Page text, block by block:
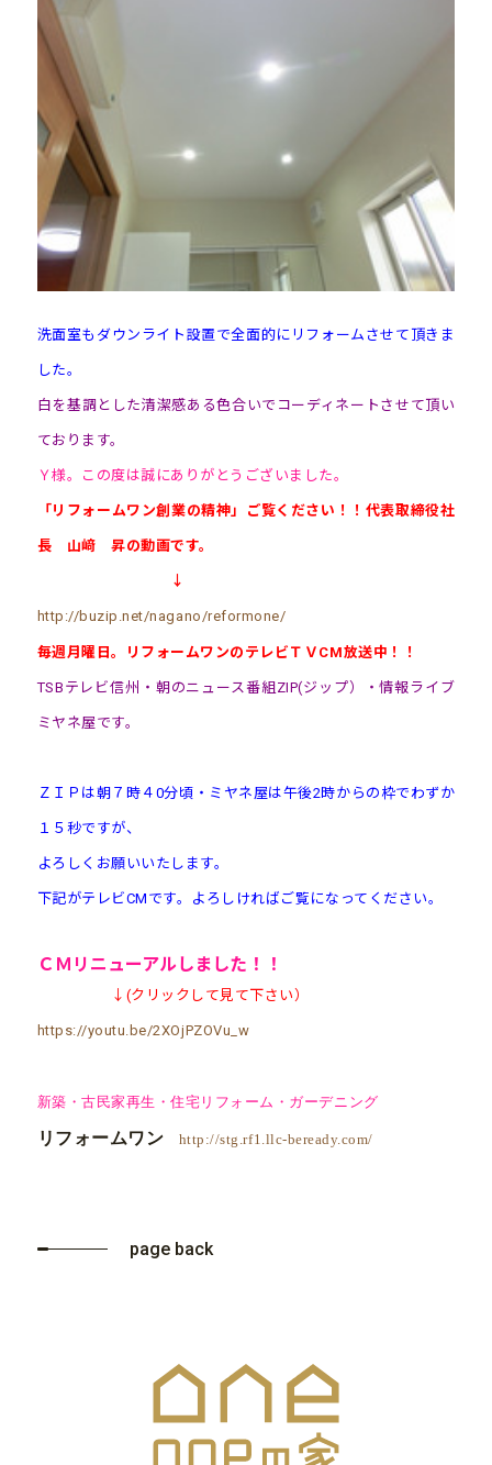
洗面室もダウンライト設置で全面的にリフォームさせて頂きま
した。
白を基調とした清潔感ある色合いでコーディネートさせて頂い
ております。
Ｙ様。この度は誠にありがとうございました。
「リフォームワン創業の精神」ご覧ください！！代表取締役社
長 山﨑 昇の動画です。
↓
http://buzip.net/nagano/reformone/
毎週月曜日。リフォームワンのテレビＴＶCM放送中！！
TSBテレビ信州・朝のニュース番組ZIP(ジップ）・情報ライブ
ミヤネ屋です。
ＺＩＰは朝７時４0分頃・ミヤネ屋は午後2時からの枠でわずか
１５秒ですが、
よろしくお願いいたします。
下記がテレビCMです。よろしければご覧になってください。
ＣＭ リニューアルしました！！
↓(クリックして見て下さい）
https://youtu.be/2XOjPZOVu_w
新築・古民家再生・住宅リフォーム・ガーデニング
リフォームワン http://stg.rf1.llc-beready.com/
page back